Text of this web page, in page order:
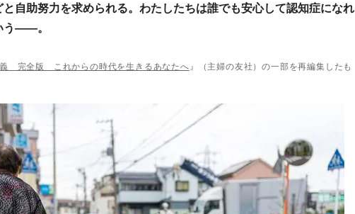
自助努力を求められる。わたしたちは誰でも安心して認知症になれ
う――。
完全版 これからの時代を生きるあなたへ 』（主婦の友社）の一部を再編集したも